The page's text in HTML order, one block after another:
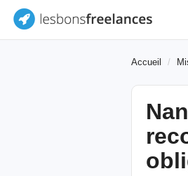
Accueil